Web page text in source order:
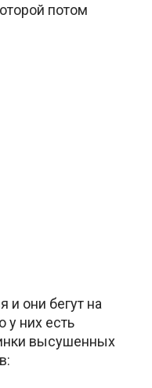
потом
и они бегут на
у них есть
высушенных